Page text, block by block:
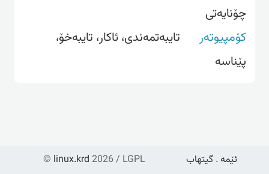
چۆنایەتی
کۆمپیوتەر
تایبه‌تمه‌ندی، ئاكار، تایبه‌خۆ،
پێناسه‌
© linux.krd 2026 / LGPL ئێمە . گیتهاب